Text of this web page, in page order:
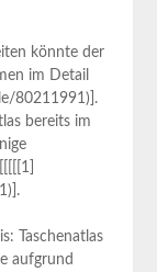
könnte der
im Detail
80211991)].
bereits im
Taschenatlas
aufgrund